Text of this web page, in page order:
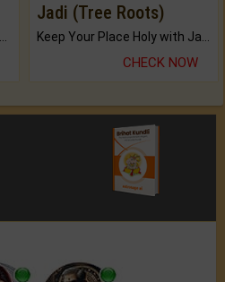
Jadi (Tree Roots)
CHECK NOW